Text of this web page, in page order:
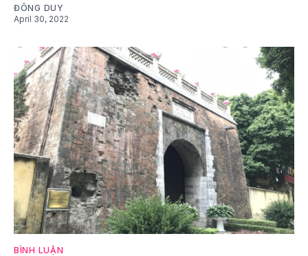
ĐÔNG DUY
April 30, 2022
BÌNH LUẬN